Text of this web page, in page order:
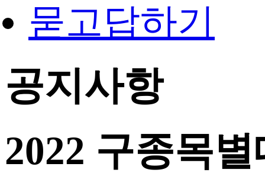
묻고답하기
공지사항
2022 구종목